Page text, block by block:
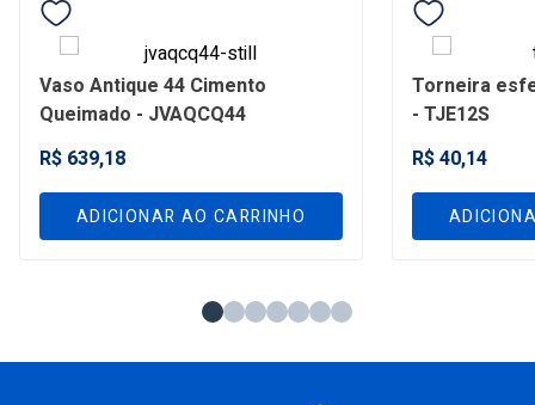
Vaso Antique 44 Cimento
Queimado - JVAQCQ44
R$ 639,18
ADICIONAR AO CARRINHO
Torneira
- TJE12S
R$ 40,14